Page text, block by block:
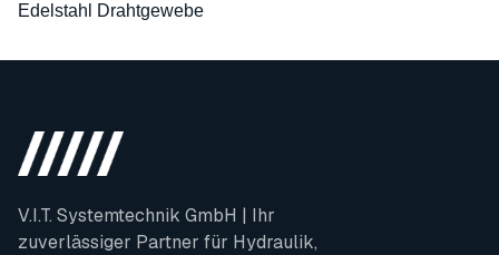
Edelstahl Drahtgewebe
V.I.T. Systemtechnik GmbH | Ihr
zuverlässiger Partner für Hydraulik,